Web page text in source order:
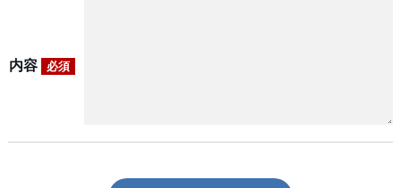
内容 必須